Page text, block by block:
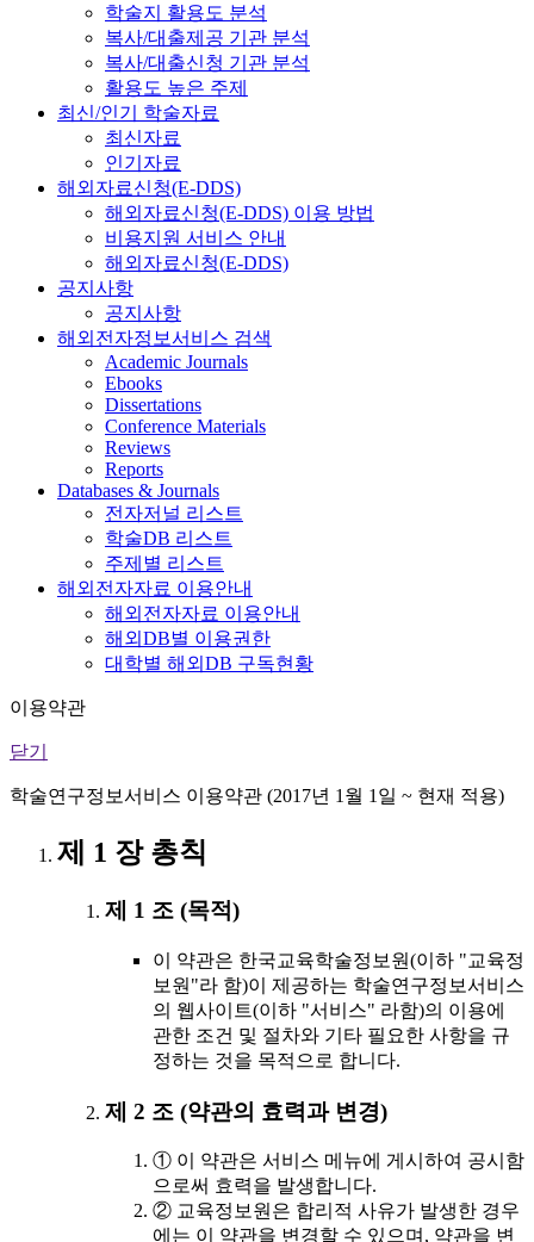
학술지 활용도 분석
복사/대출제공 기관 분석
복사/대출신청 기관 분석
활용도 높은 주제
최신/인기 학술자료
최신자료
인기자료
해외자료신청(E-DDS)
해외자료신청(E-DDS) 이용 방법
비용지원 서비스 안내
해외자료신청(E-DDS)
공지사항
공지사항
해외전자정보서비스 검색
Academic Journals
Ebooks
Dissertations
Conference Materials
Reviews
Reports
Databases & Journals
전자저널 리스트
학술DB 리스트
주제별 리스트
해외전자자료 이용안내
해외전자자료 이용안내
해외DB별 이용권한
대학별 해외DB 구독현황
이용약관
닫기
학술연구정보서비스 이용약관 (2017년 1월 1일 ~ 현재 적용)
제 1 장 총칙
제 1 조 (목적)
이 약관은 한국교육학술정보원(이하 "교육정
보원"라 함)이 제공하는 학술연구정보서비스
의 웹사이트(이하 "서비스" 라함)의 이용에
관한 조건 및 절차와 기타 필요한 사항을 규
정하는 것을 목적으로 합니다.
제 2 조 (약관의 효력과 변경)
① 이 약관은 서비스 메뉴에 게시하여 공시함
으로써 효력을 발생합니다.
② 교육정보원은 합리적 사유가 발생한 경우
에는 이 약관을 변경할 수 있으며, 약관을 변